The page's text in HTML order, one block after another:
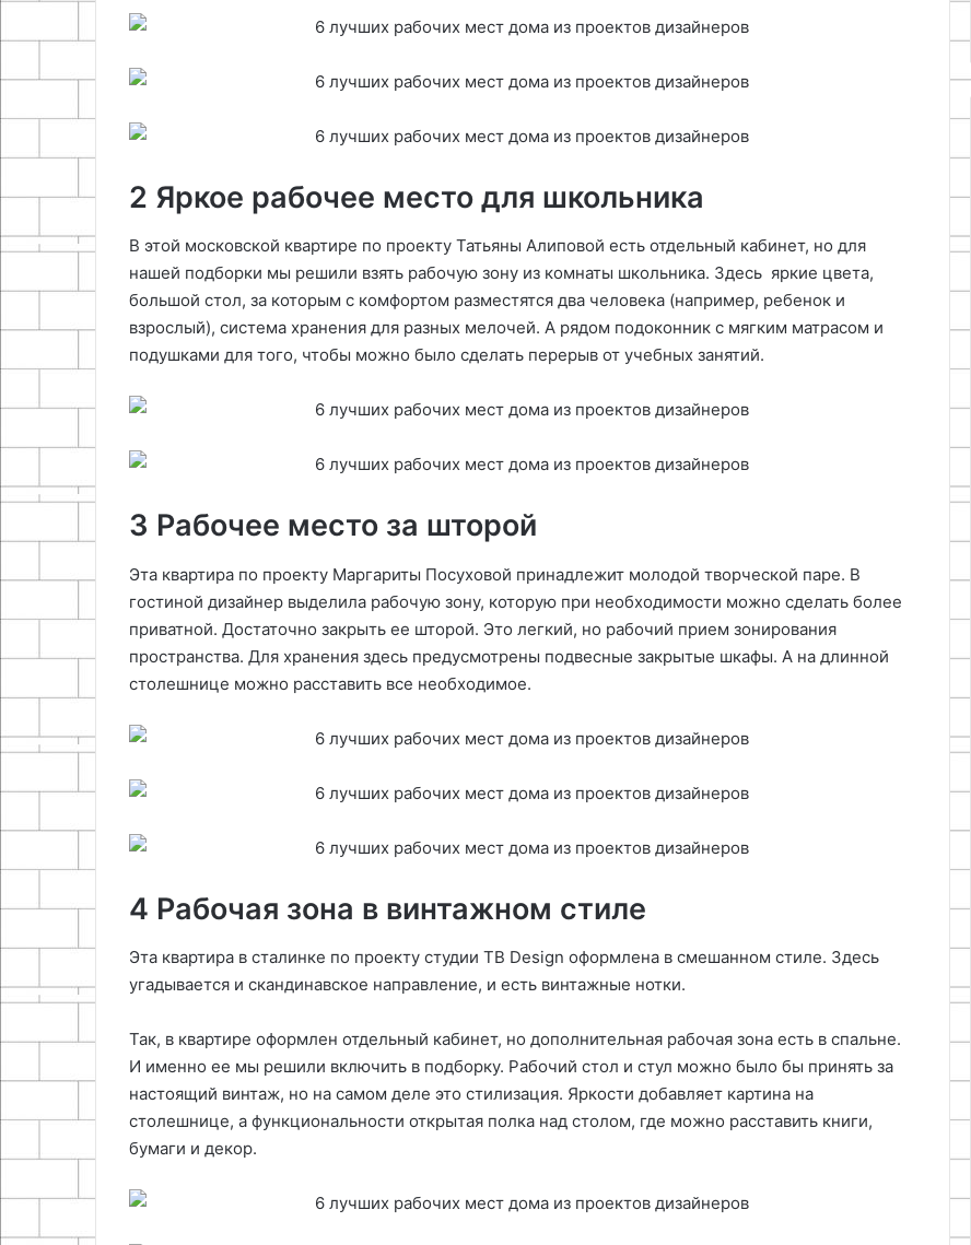
2 Яркое рабочее место для школьника
В этой московской квартире по проекту Татьяны Алиповой есть отдельный кабинет, но для
нашей подборки мы решили взять рабочую зону из комнаты школьника. Здесь яркие цвета,
большой стол, за которым с комфортом разместятся два человека (например, ребенок и
взрослый), система хранения для разных мелочей. А рядом подоконник с мягким матрасом и
подушками для того, чтобы можно было сделать перерыв от учебных занятий.
3 Рабочее место за шторой
Эта квартира по проекту Маргариты Посуховой принадлежит молодой творческой паре. В
гостиной дизайнер выделила рабочую зону, которую при необходимости можно сделать более
приватной. Достаточно закрыть ее шторой. Это легкий, но рабочий прием зонирования
пространства. Для хранения здесь предусмотрены подвесные закрытые шкафы. А на длинной
столешнице можно расставить все необходимое.
4 Рабочая зона в винтажном стиле
Эта квартира в сталинке по проекту студии TB Design оформлена в смешанном стиле. Здесь
угадывается и скандинавское направление, и есть винтажные нотки.
Так, в квартире оформлен отдельный кабинет, но дополнительная рабочая зона есть в спальне.
И именно ее мы решили включить в подборку. Рабочий стол и стул можно было бы принять за
настоящий винтаж, но на самом деле это стилизация. Яркости добавляет картина на
столешнице, а функциональности открытая полка над столом, где можно расставить книги,
бумаги и декор.